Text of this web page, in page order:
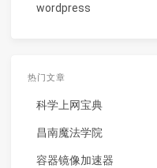
wordpress
热门文章
科学上网宝典
昌南魔法学院
容器镜像加速器